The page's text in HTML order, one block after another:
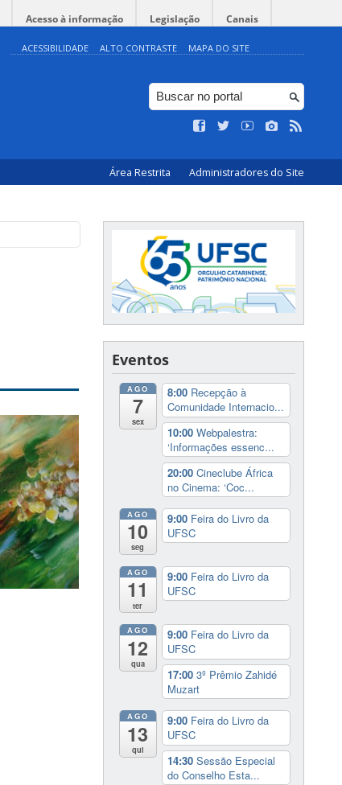
Acesso à informação Legislação Canais
ACESSIBILIDADE ALTO CONTRASTE MAPA DO SITE
Área Restrita Administradores do Site
Eventos
AGO
7
sex
8:00 Recepção à
Comunidade Internacio...
10:00 Webpalestra:
‘Informações essenc...
20:00 Cineclube África
no Cinema: ‘Coc...
AGO
10
seg
9:00 Feira do Livro da
UFSC
AGO
11
ter
9:00 Feira do Livro da
UFSC
AGO
12
qua
9:00 Feira do Livro da
UFSC
17:00 3º Prêmio Zahidé
Muzart
AGO
13
qui
9:00 Feira do Livro da
UFSC
14:30 Sessão Especial
do Conselho Esta...